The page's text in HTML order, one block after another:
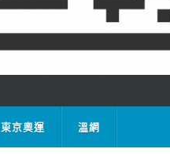
東京奧運 溫網